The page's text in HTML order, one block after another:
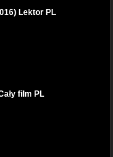
Lektor PL
film PL